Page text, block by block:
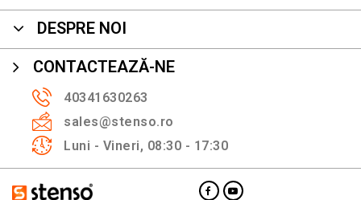
DESPRE NOI
CONTACTEAZĂ-NE
40341630263
sales@stenso.ro
Luni - Vineri, 08:30 - 17:30